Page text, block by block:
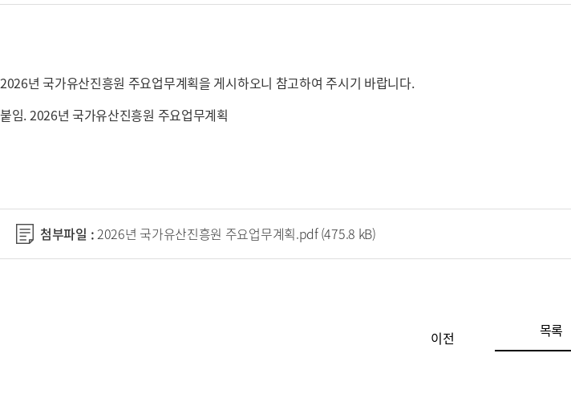
2026년 국가유산진흥원 주요업무계획을 게시하오니 참고하여 주시기 바랍니다.
붙임. 2026년 국가유산진흥원 주요업무계획
첨부파일 :2026년 국가유산진흥원 주요업무계획.pdf(475.8 kB)
이전 목록